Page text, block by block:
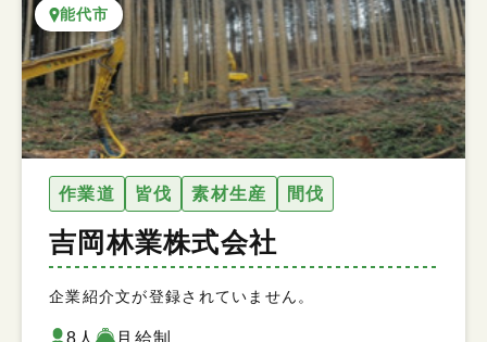
能代市
作業道 皆伐 素材生産 間伐
吉岡林業株式会社
企業紹介文が登録されていません。
8人 月給制